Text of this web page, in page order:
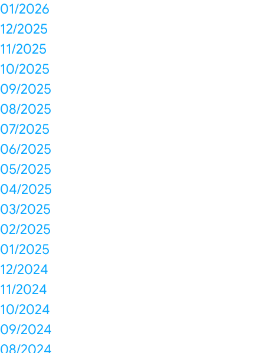
01/2026
12/2025
11/2025
10/2025
09/2025
08/2025
07/2025
06/2025
05/2025
04/2025
03/2025
02/2025
01/2025
12/2024
11/2024
10/2024
09/2024